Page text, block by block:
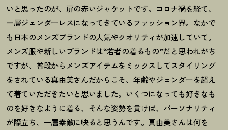
いと思ったのが、扉の赤いジャケットです。コロナ禍を経て、
一層ジェンダーレスになってきているファッション界。なかで
も日本のメンズブランドの人気やクオリティが加速していて。
メンズ服や新しいブランドは“若者の着るもの”だと思われがち
ですが、普段からメンズアイテムをミックスしてスタイリング
をされている真由美さんだからこそ、年齢やジェンダーを超え
て着ていただきたいと思いました。いくつになっても好きなも
のを好きなように着る、そんな姿勢を貫けば、パーソナリティ
が際立ち、一層素敵に映ると思うんです。真由美さんは何を